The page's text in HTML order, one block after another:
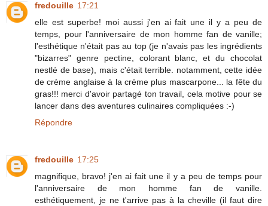
fredouille 17:21
elle est superbe! moi aussi j'en ai fait une il y a peu de
temps, pour l'anniversaire de mon homme fan de vanille;
l'esthétique n'était pas au top (je n'avais pas les ingrédients
"bizarres" genre pectine, colorant blanc, et du chocolat
nestlé de base), mais c'était terrible. notamment, cette idée
de crème anglaise à la crème plus mascarpone... la fête du
gras!!! merci d'avoir partagé ton travail, cela motive pour se
lancer dans des aventures culinaires compliquées :-)
Répondre
fredouille 17:25
magnifique, bravo! j'en ai fait une il y a peu de temps pour
l'anniversaire de mon homme fan de vanille.
esthétiquement, je ne t'arrive pas à la cheville (il faut dire